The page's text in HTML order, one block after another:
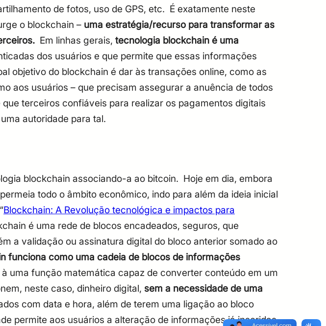
de fotos, uso de GPS, etc. É exatamente neste
o blockchain – uma estratégia/recurso para transformar as
Em linhas gerais, tecnologia blockchain é uma
dos usuários e que permite que essas informações
objetivo do blockchain é dar às transações online, como as
aos usuários – que precisam assegurar a anuência de todos
que terceiros confiáveis para realizar os pagamentos digitais
autoridade para tal.
blockchain associando-a ao bitcoin. Hoje em dia, embora
todo o âmbito econômico, indo para além da ideia inicial
Blockchain: A Revolução tecnológica e impactos para
é uma rede de blocos encadeados, seguros, que
a validação ou assinatura digital do bloco anterior somado ao
funciona como uma cadeia de blocos de informações
uma função matemática capaz de converter conteúdo em um
neste caso, dinheiro digital, sem a necessidade de uma
com data e hora, além de terem uma ligação ao bloco
permite aos usuários a alteração de informações já inseridas